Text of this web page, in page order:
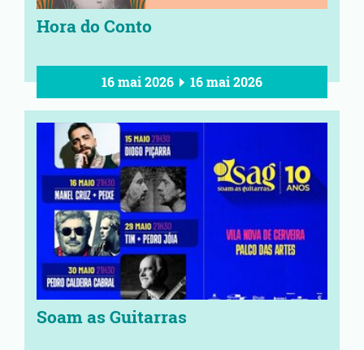
Hora do Conto
16 mai 2026 16 mai 2026
Soam as Guitarras